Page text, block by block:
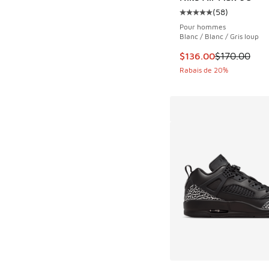
Cote moyenne du
(58)
Pour hommes
Blanc / Blanc / Gris loup
Cet article est en
$136.00$170.00
Rabais de 20%